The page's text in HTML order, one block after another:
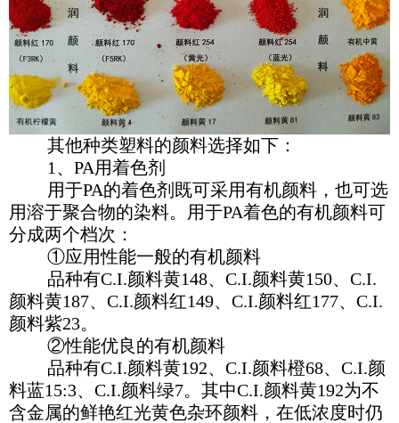
其他种类塑料的颜料选择如下：
1、PA用着色剂
用于PA的着色剂既可采用有机颜料，也可选
用溶于聚合物的染料。用于PA着色的有机颜料可
分成两个档次：
①应用性能一般的有机颜料
品种有C.I.颜料黄148、C.I.颜料黄150、C.I.
颜料黄187、C.I.颜料红149、C.I.颜料红177、C.I.
颜料紫23。
②性能优良的有机颜料
品种有C.I.颜料黄192、C.I.颜料橙68、C.I.颜
料蓝15:3、C.I.颜料绿7。其中C.I.颜料黄192为不
含金属的鲜艳红光黄色杂环颜料，在低浓度时仍